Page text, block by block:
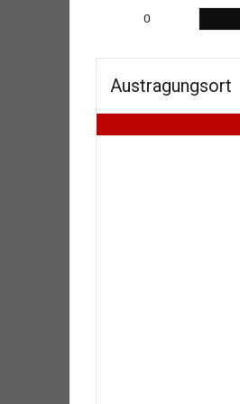
0
Austragungsort